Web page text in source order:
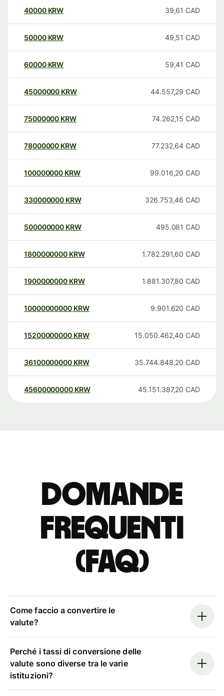
40000 KRW 39,61 CAD
50000 KRW 49,51 CAD
60000 KRW 59,41 CAD
45000000 KRW 44.557,29 CAD
75000000 KRW 74.262,15 CAD
78000000 KRW 77.232,64 CAD
100000000 KRW 99.016,20 CAD
330000000 KRW 326.753,46 CAD
500000000 KRW 495.081 CAD
1800000000 KRW 1.782.291,60 CAD
1900000000 KRW 1.881.307,80 CAD
10000000000 KRW 9.901.620 CAD
15200000000 KRW 15.050.462,40 CAD
36100000000 KRW 35.744.848,20 CAD
45600000000 KRW 45.151.387,20 CAD
Domande
Frequenti
(FAQ)
Come faccio a convertire le
valute?
Perché i tassi di conversione delle
valute sono diverse tra le varie
istituzioni?